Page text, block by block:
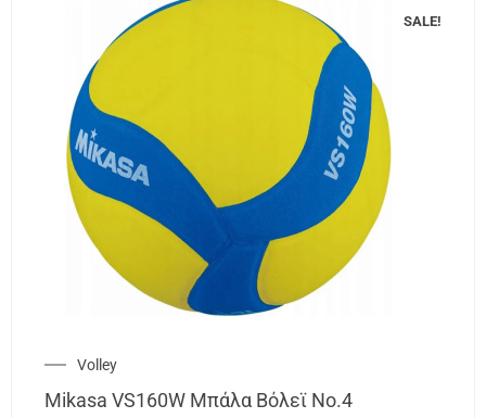
SALE!
Volley
Mikasa VS160W Μπάλα Βόλεϊ Νο.4